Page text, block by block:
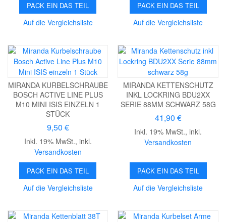
PACK EIN DAS TEIL
Auf die Vergleichsliste
PACK EIN DAS TEIL
Auf die Vergleichsliste
MIRANDA KURBELSCHRAUBE
BOSCH ACTIVE LINE PLUS
M10 MINI ISIS EINZELN 1
STÜCK
9,50 €
Inkl. 19% MwSt., inkl.
Versandkosten
PACK EIN DAS TEIL
Auf die Vergleichsliste
MIRANDA KETTENSCHUTZ
INKL LOCKRING BDU2XX
SERIE 88MM SCHWARZ 58G
41,90 €
Inkl. 19% MwSt.,inkl.
Versandkosten
PACK EIN DAS TEIL
Auf die Vergleichsliste